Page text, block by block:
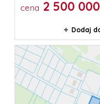
cena 2 500 000
Dodaj